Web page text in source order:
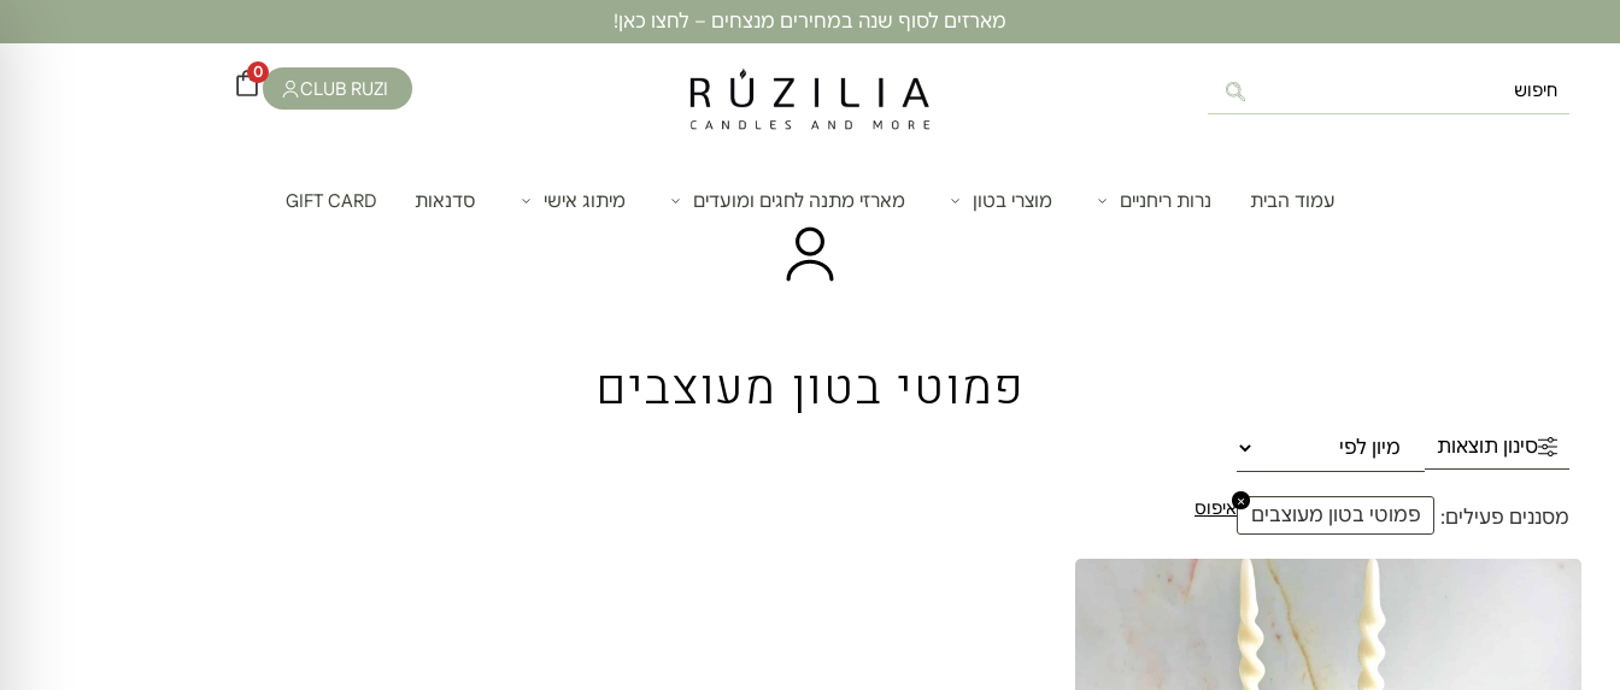
מארזים לסוף שנה במחירים מנצחים – לחצו כאן!
CLUB RUZI
0
עמוד הבית נרות ריחניים מוצרי בטון מארזי מתנה לחגים ומועדים מיתוג אישי סדנאות GIFT CARD
פמוטי בטון מעוצבים
סינון תוצאות
מסננים פעילים: פמוטי בטון מעוצבים
×איפוס